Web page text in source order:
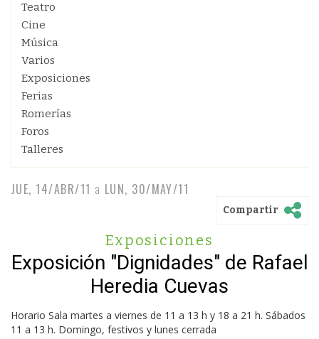
Teatro
Cine
Música
Varios
Exposiciones
Ferias
Romerías
Foros
Talleres
JUE, 14/ABR/11 a LUN, 30/MAY/11
Compartir
Exposiciones
Exposición "Dignidades" de Rafael
Heredia Cuevas
Horario Sala martes a viernes de 11 a 13 h y 18 a 21 h. Sábados
11 a 13 h. Domingo, festivos y lunes cerrada